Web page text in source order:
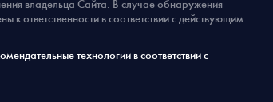
владельца Сайта. В случае обнаружения
ответственности в соответствии с действующим
технологии в соответствии с